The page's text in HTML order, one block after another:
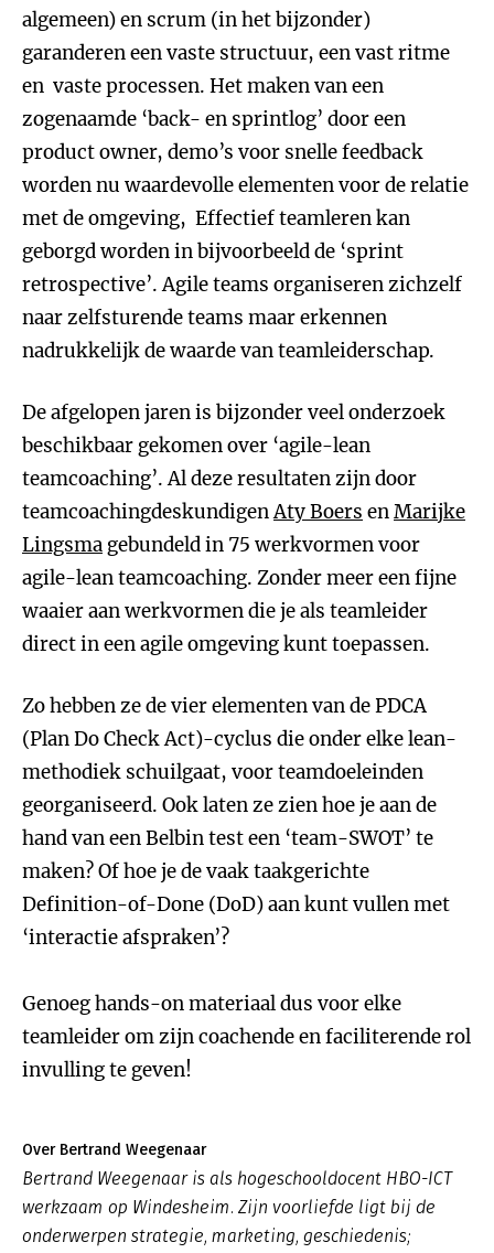
algemeen) en scrum (in het bijzonder)
garanderen een vaste structuur, een vast ritme
en vaste processen. Het maken van een
zogenaamde ‘back- en sprintlog’ door een
product owner, demo’s voor snelle feedback
worden nu waardevolle elementen voor de relatie
met de omgeving, Effectief teamleren kan
geborgd worden in bijvoorbeeld de ‘sprint
retrospective’. Agile teams organiseren zichzelf
naar zelfsturende teams maar erkennen
nadrukkelijk de waarde van teamleiderschap.
De afgelopen jaren is bijzonder veel onderzoek
beschikbaar gekomen over ‘agile-lean
teamcoaching’. Al deze resultaten zijn door
teamcoachingdeskundigenAty Boers enMarijke
Lingsma gebundeld in 75 werkvormen voor
agile-lean teamcoaching. Zonder meer een fijne
waaier aan werkvormen die je als teamleider
direct in een agile omgeving kunt toepassen.
Zo hebben ze de vier elementen van de PDCA
(Plan Do Check Act)-cyclus die onder elke lean-
methodiek schuilgaat, voor teamdoeleinden
georganiseerd. Ook laten ze zien hoe je aan de
hand van een Belbin test een ‘team-SWOT’ te
maken? Of hoe je de vaak taakgerichte
Definition-of-Done (DoD) aan kunt vullen met
‘interactie afspraken’?
Genoeg hands-on materiaal dus voor elke
teamleider om zijn coachende en faciliterende rol
invulling te geven!
Over Bertrand Weegenaar
Bertrand Weegenaar is als hogeschooldocent HBO-ICT
werkzaam op Windesheim. Zijn voorliefde ligt bij de
onderwerpen strategie, marketing, geschiedenis;